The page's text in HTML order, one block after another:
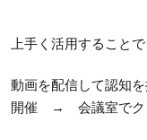
上手く活用することで
動画を配信して認知
開催 → 会議室でク